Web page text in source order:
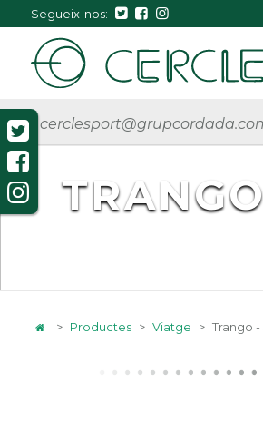
Segueix-nos:
> Productes > Viatge > Trango